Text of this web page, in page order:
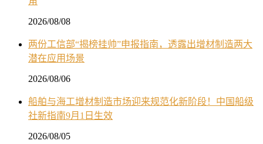
2026/08/08
两份工信部“揭榜挂帅”申报指南，透露出增材制造两大
潜在应用场景
2026/08/06
船舶与海工增材制造市场迎来规范化新阶段！中国船级
社新指南9月1日生效
2026/08/05